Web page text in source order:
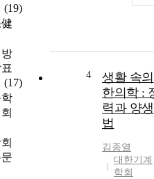
(19)
(17)
4
생활 속의
한의학 :
력과 양생
법
김종열
대한기계
학회